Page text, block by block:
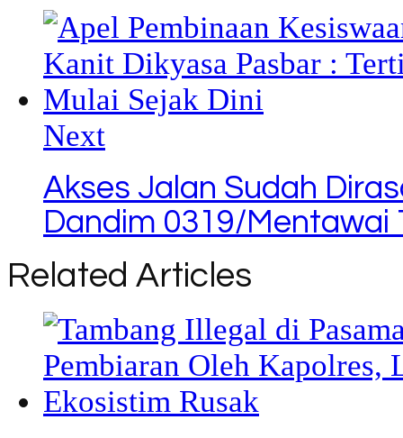
Next
Akses Jalan Sudah
Dandim 0319/Mentawai
Related Articles